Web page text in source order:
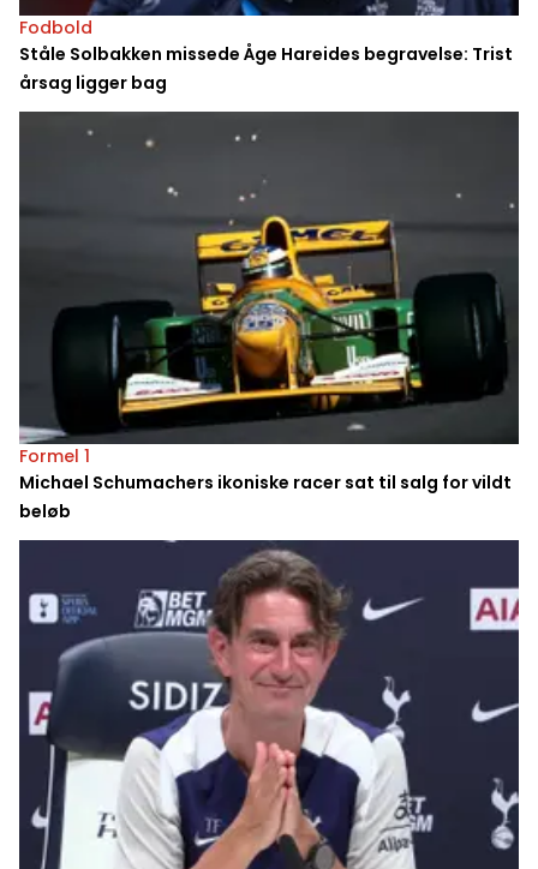
Fodbold
Ståle Solbakken missede Åge Hareides begravelse: Trist
årsag ligger bag
Formel 1
Michael Schumachers ikoniske racer sat til salg for vildt
beløb